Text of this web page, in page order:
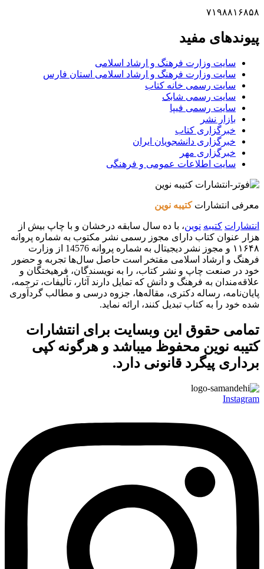
۷۱۹۸۸۱۶۸۵۸
پیوندهای مفید
سایت وزارت فرهنگ و ارشاد اسلامی
سایت وزارت فرهنگ و ارشاد اسلامی استان فارس
سایت رسمی خانه کتاب
سایت رسمی شابک
سایت رسمی فیپا
بازار نشر
خبرگزاری کتاب
خبرگزاری دانشجویان ایران
خبرگزاری مهر
سایت اطلاعات عمومی و فرهنگی
معرفی انتشاراتکتیبه نوین
انتشارات کتیبه نوین، با ده سال سابقه درخشان و با چاپ بیش از
هزار عنوان کتاب دارای مجوز رسمی نشر مکتوب به شماره پروانه
۱۱۶۴۸ و مجوز نشر دیجیتال به شماره پروانه 14576 از وزارت
فرهنگ و ارشاد اسلامی مفتخر است حاصل سال‌ها تجربه و حضور
خود در صنعت چاپ و نشر کتاب، را به نویسندگان، فرهیختگان و
علاقه‌مندان به فرهنگ و دانش که تمایل دارند آثار، تألیفات، ترجمه،
پایان‌نامه، رساله دکتری، مقاله‌ها، جزوه درسی و مطالب گردآوری
شده خود را به کتاب تبدیل کنند، ارائه نماید.
تمامی حقوق این وبسایت برای انتشارات
کتیبه نوین محفوظ میباشد و هرگونه کپی
برداری پیگرد قانونی دارد.
Instagram